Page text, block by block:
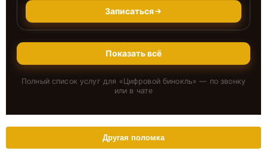
Записаться
Показать всё
Полный список услуг для «Цифровой бинокль» — по звонку
или в чате
Другая поломка